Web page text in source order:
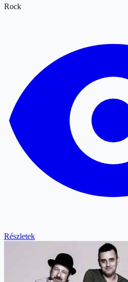
Rock
Részletek